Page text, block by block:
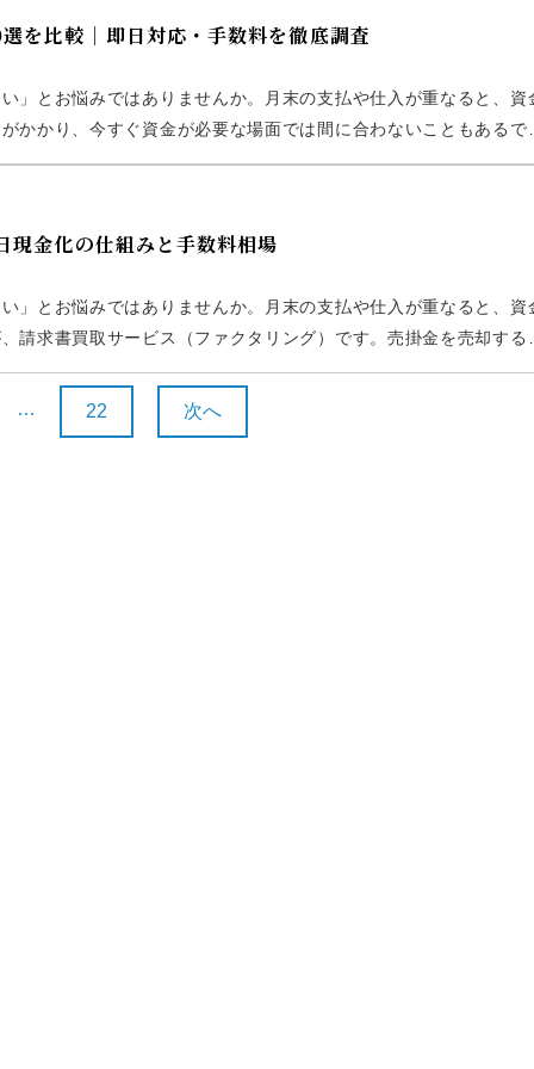
を比較｜即日対応・手数料を徹底調査
」とお悩みではありませんか。月末の支払や仕入が重なると、資
かかり、今すぐ資金が必要な場面では間に合わないこともあるで
ービスです。売掛金を売却することで、借入に頼らず早期の現
金化の仕組みと手数料相場
」とお悩みではありませんか。月末の支払や仕入が重なると、資
請求書買取サービス（ファクタリング）です。売掛金を売却する
は、資金調達のプロの視点から、仕組みや手数料相場、メリッ
… 22 次へ